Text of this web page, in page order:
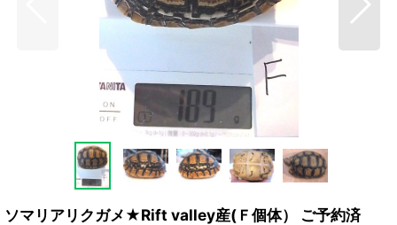
ソマリアリクガメ★Rift valley産(Ｆ個体） ご予約済